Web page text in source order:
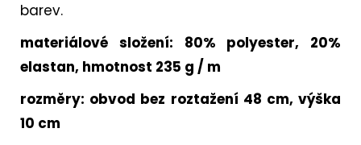
barev.
materiálové složení: 80% polyester, 20%
elastan, hmotnost 235 g / m
rozměry: obvod bez roztažení 48 cm, výška
10 cm